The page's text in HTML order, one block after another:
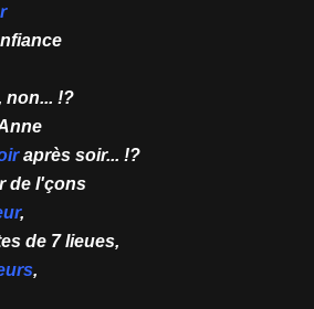
non... !?
après soir... !?
de l'çons
,
de 7 lieues,
,